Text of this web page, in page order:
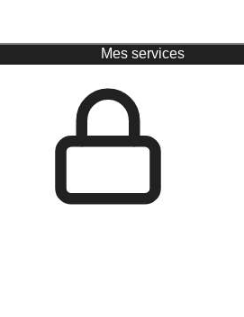
Mes services